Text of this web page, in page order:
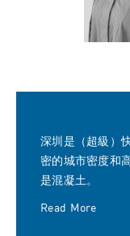
深圳是（超級）
密的城市密度和
是混凝土。
Read More